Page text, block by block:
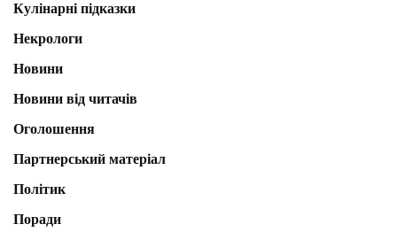
Кулінарні підказки
Некрологи
Новини
Новини від читачів
Оголошення
Партнерський матеріал
Політик
Поради